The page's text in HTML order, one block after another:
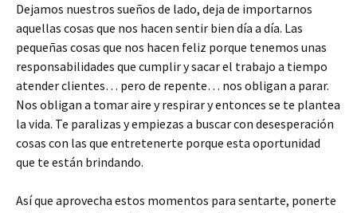
Dejamos nuestros sueños de lado, deja de importarnos
aquellas cosas que nos hacen sentir bien día a día. Las
pequeñas cosas que nos hacen feliz porque tenemos unas
responsabilidades que cumplir y sacar el trabajo a tiempo
atender clientes… pero de repente… nos obligan a parar.
Nos obligan a tomar aire y respirar y entonces se te plantea
la vida. Te paralizas y empiezas a buscar con desesperación
cosas con las que entretenerte porque esta oportunidad
que te están brindando.
Así que aprovecha estos momentos para sentarte, ponerte